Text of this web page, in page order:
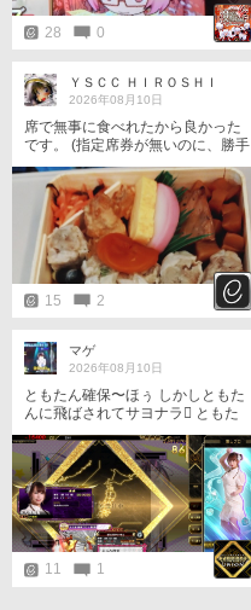
28 0
ＹＳＣＣ ＨＩＲＯＳＨＩ
2026年08月10日
席で無事に食べれたから良かった
です。 (指定席券が無いのに、勝手
に座り、寝る輩がいてもおかしく
ない世の中ですから) #eアミュ飯
テロ部 #eAM飯テロ部 #飯テロ部
15 2
マゲ
2026年08月10日
ともたん確保〜ほぅ しかしともた
んに飛ばされてサヨナラ󾮝 ともた
んに飛ばされたら本望か？ 次回は
マジデリベンジ
11 1